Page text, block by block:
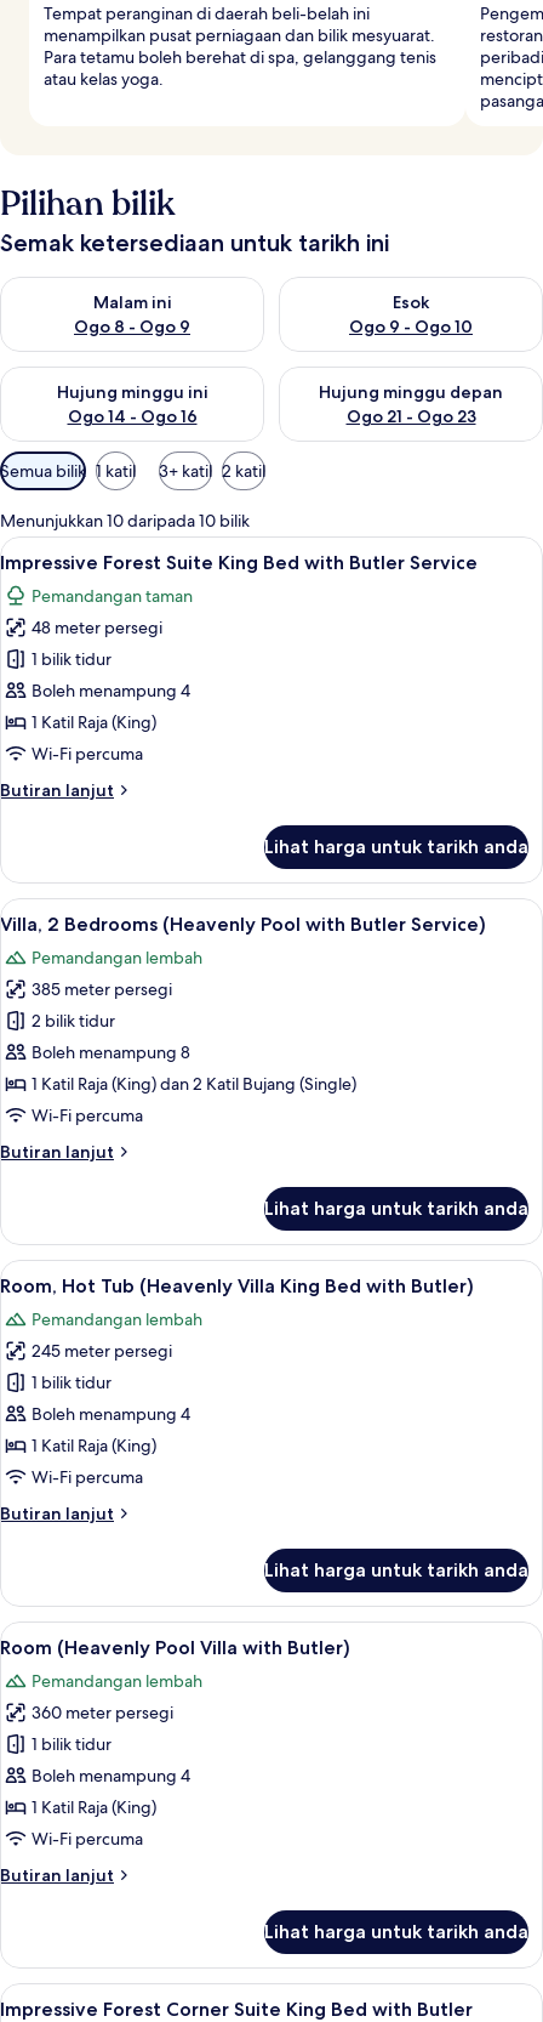
Tempat peranginan di daerah beli-belah ini
menampilkan pusat perniagaan dan bilik mesyuarat.
Para tetamu boleh berehat di spa, gelanggang tenis
atau kelas yoga.
Pilihan bilik
Semak ketersediaan untuk tarikh ini
Malam ini
Ogo 8 - Ogo 9
Semak ketersediaan untuk malam ini Ogo 8 - Ogo 9
Esok
Ogo 9 - Ogo 10
Semak ketersediaan untuk
Hujung minggu ini
Ogo 14 - Ogo 16
Semak ketersediaan untuk hujung minggu ini Ogo 14 - Ogo 16
Hujung minggu depan
Ogo 21 - Ogo 23
Semak ketersediaan untuk
Penapis
yang
tersedia
untuk
bilik
Semua bilik 1 katil 3+ katil 2 katil
Menunjukkan 10 daripada 10 bilik
Lihat
semua
foto
untuk
Impressive
Forest
Suite
King
with
Peralatan tempat tidur premium, bar
5
Impressive Forest Suite King Bed with Butler Service
Pemandangan taman
48 meter persegi
1 bilik tidur
Boleh menampung 4
1 Katil Raja (King)
Wi-Fi percuma
Butiran lanjut
Butiran
Forest
Suite
King
with
Butler
Service
Lihat harga untuk tarikh anda
Lihat
semua
foto
untuk
Villa,
2
Bedrooms
(Heavenly
with
Villa, 2 Bedrooms (Heavenly Pool
6
Villa, 2 Bedrooms (Heavenly Pool with Butler Service)
Pemandangan lembah
385 meter persegi
2 bilik tidur
Boleh menampung 8
1 Katil Raja (King) dan 2 Katil Bujang (Single)
Wi-Fi percuma
Butiran lanjut
Butiran
2
Bedrooms
(Heavenly
with
Butler
Service)
Lihat harga untuk tarikh anda
Lihat
semua
foto
untuk
Room,
Hot
Tub
(Heavenly
King
Butler)
Peralatan tempat tidur premium, bar
5
Room, Hot Tub (Heavenly Villa King Bed with Butler)
Pemandangan lembah
245 meter persegi
1 bilik tidur
Boleh menampung 4
1 Katil Raja (King)
Wi-Fi percuma
Butiran lanjut
Butiran
Hot
Tub
(Heavenly
King
Bed
with
Butler)
Lihat harga untuk tarikh anda
Lihat
semua
foto
untuk
Room
(Heavenly
Pool
Villa
Butler)
Peralatan tempat tidur premium, bar
6
Room (Heavenly Pool Villa with Butler)
Pemandangan lembah
360 meter persegi
1 bilik tidur
Boleh menampung 4
1 Katil Raja (King)
Wi-Fi percuma
Butiran lanjut
Butiran
(Heavenly
Pool
Villa
Lihat harga untuk tarikh anda
Lihat
Peralatan tempat tidur premium, bar
6
Impressive Forest Corner Suite King Bed with Butler